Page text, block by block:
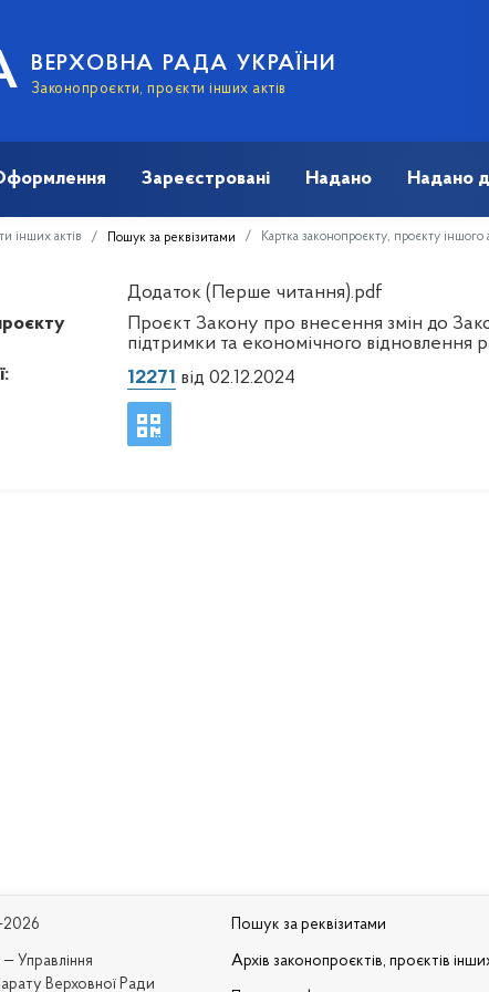
ВЕРХОВНА РАДА УКРАЇНИ
Законопроєкти, проєкти інших актів
Зареєстровані Надано Надано
інших актів Пошук за реквізитами Картка законопроєкту, проєкту іншого
Додаток (Перше читання).pdf
Проєкт Закону про внесення змін до
підтримки та економічного відновлення
12271 від 02.12.2024
— Управління
Верховної Ради
Пошук за реквізитами
Архів законопроєктів, проєктів